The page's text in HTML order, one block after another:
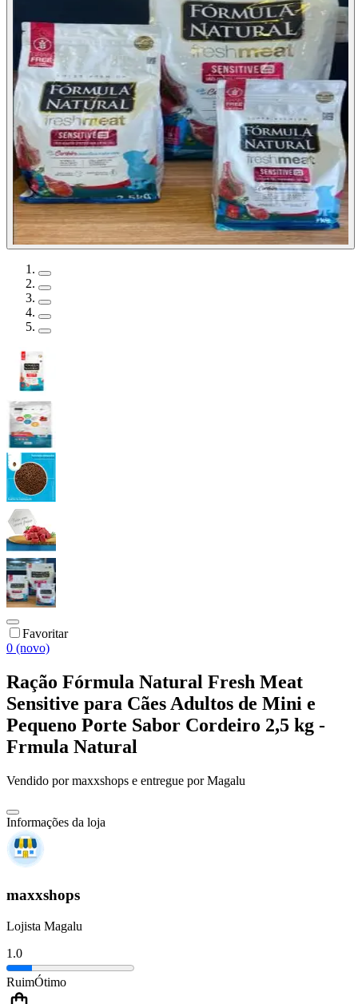
Favoritar
0 (novo)
Ração Fórmula Natural Fresh Meat
Sensitive para Cães Adultos de Mini e
Pequeno Porte Sabor Cordeiro 2,5 kg -
Frmula Natural
Vendido pormaxxshops e entregue por Magalu
Informações da loja
maxxshops
Lojista Magalu
1.0
RuimÓtimo